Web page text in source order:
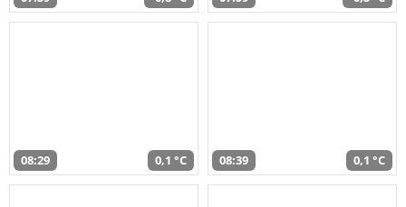
08:29 0,1 °C 08:39 0,1 °C